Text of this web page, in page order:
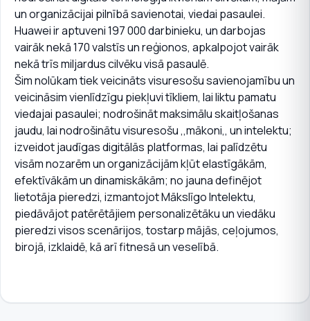
un organizācijai pilnībā savienotai, viedai pasaulei.
Huawei ir aptuveni 197 000 darbinieku, un darbojas
vairāk nekā 170 valstīs un reģionos, apkalpojot vairāk
nekā trīs miljardus cilvēku visā pasaulē.
Šim nolūkam tiek veicināts visuresošu savienojamību un
veicināsim vienlīdzīgu piekļuvi tīkliem, lai liktu pamatu
viedajai pasaulei; nodrošināt maksimālu skaitļošanas
jaudu, lai nodrošinātu visuresošu ,,mākoni,, un intelektu;
izveidot jaudīgas digitālās platformas, lai palīdzētu
visām nozarēm un organizācijām kļūt elastīgākām,
efektīvākām un dinamiskākām; no jauna definējot
lietotāja pieredzi, izmantojot Mākslīgo Intelektu,
piedāvājot patērētājiem personalizētāku un viedāku
pieredzi visos scenārijos, tostarp mājās, ceļojumos,
birojā, izklaidē, kā arī fitnesā un veselībā.